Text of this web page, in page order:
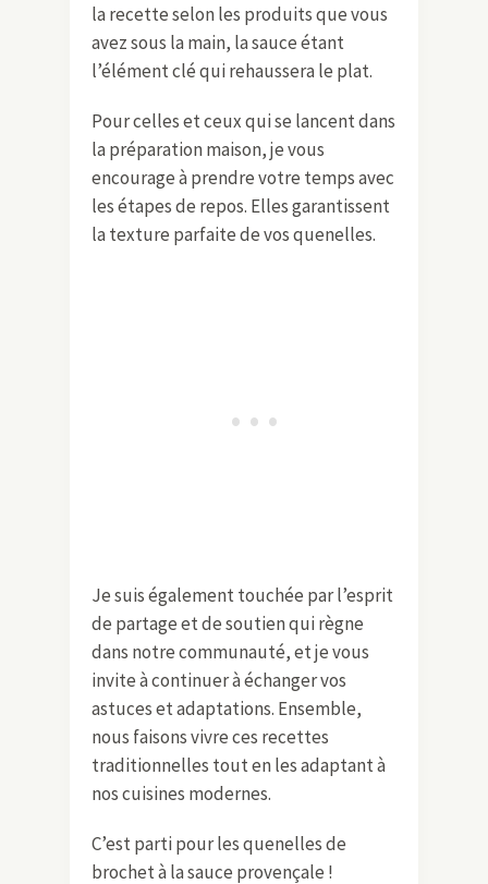
la recette selon les produits que vous
avez sous la main, la sauce étant
l’élément clé qui rehaussera le plat.
Pour celles et ceux qui se lancent dans
la préparation maison, je vous
encourage à prendre votre temps avec
les étapes de repos. Elles garantissent
la texture parfaite de vos quenelles.
Je suis également touchée par l’esprit
de partage et de soutien qui règne
dans notre communauté, et je vous
invite à continuer à échanger vos
astuces et adaptations. Ensemble,
nous faisons vivre ces recettes
traditionnelles tout en les adaptant à
nos cuisines modernes.
C’est parti pour les quenelles de
brochet à la sauce provençale !